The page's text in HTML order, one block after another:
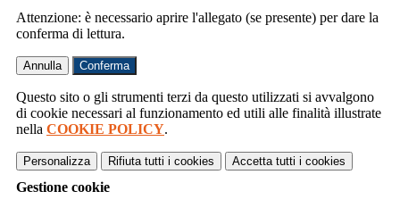
Attenzione: è necessario aprire l'allegato (se presente) per dare la
conferma di lettura.
Annulla Conferma
Questo sito o gli strumenti terzi da questo utilizzati si avvalgono
di cookie necessari al funzionamento ed utili alle finalità illustrate
nella COOKIE POLICY.
Personalizza Rifiuta tutti i cookies Accetta tutti i cookies
Gestione cookie